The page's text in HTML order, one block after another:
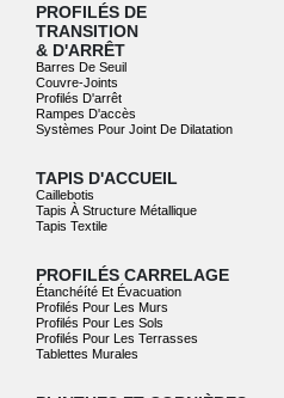
PROFILÉS DE
TRANSITION
& D'ARRÊT
Barres De Seuil
Couvre-Joints
Profilés D'arrêt
Rampes D'accès
Systèmes Pour Joint De Dilatation
TAPIS D'ACCUEIL
Caillebotis
Tapis À Structure Métallique
Tapis Textile
PROFILÉS CARRELAGE
Étanchéíté Et Évacuation
Profilés Pour Les Murs
Profilés Pour Les Sols
Profilés Pour Les Terrasses
Tablettes Murales